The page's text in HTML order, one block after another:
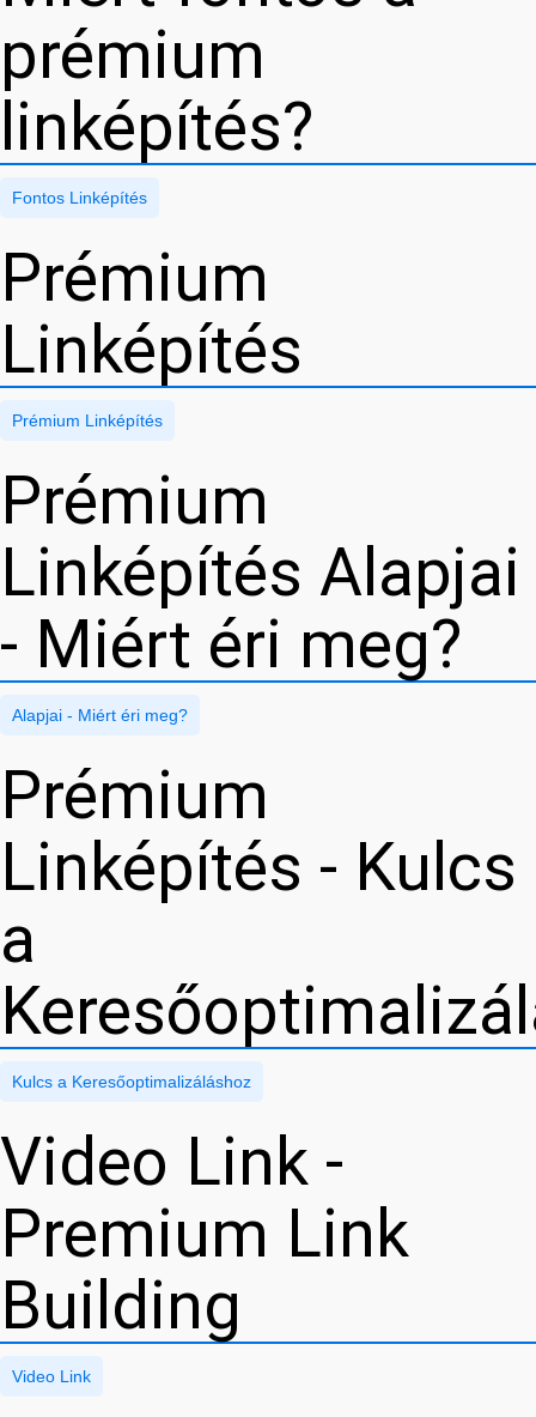
prémium
linképítés?
Fontos Linképítés
Prémium
Linképítés
Prémium Linképítés
Prémium
Linképítés Alapjai
- Miért éri meg?
Alapjai - Miért éri meg?
Prémium
Linképítés - Kulcs
a
Kulcs a Keresőoptimalizáláshoz
Video Link -
Premium Link
Building
Video Link